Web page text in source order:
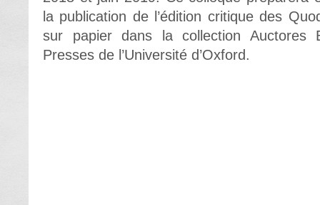
la publication de l’édition critique des
sur papier dans la collection Auctores
Presses de l’Université d’Oxford.